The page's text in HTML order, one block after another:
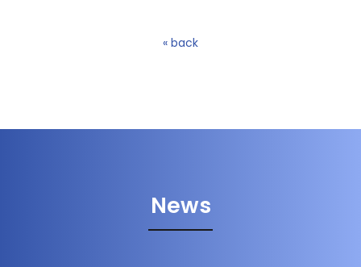
« back
News